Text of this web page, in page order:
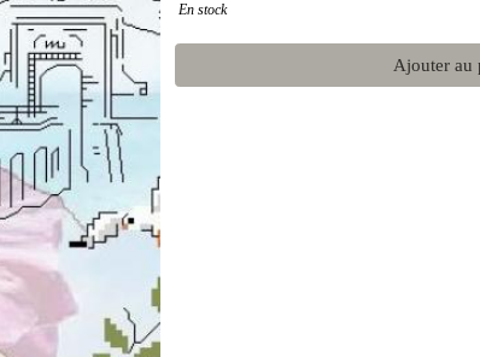
En stock
Ajouter au